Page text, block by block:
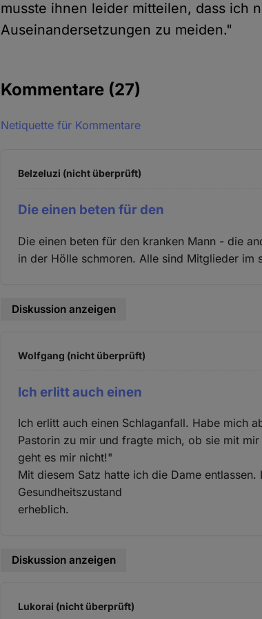
musste ihnen leider mitteilen, dass ich
Auseinandersetzungen zu meiden."
Kommentare (27)
Netiquette für Kommentare
Belzeluzi (nicht überprüft)
Die einen beten für den
Die einen beten für den kranken Mann - die
in der Hölle schmoren. Alle sind Mitglieder im
Diskussion anzeigen
Wolfgang (nicht überprüft)
Ich erlitt auch einen
Ich erlitt auch einen Schlaganfall. Habe mich
Pastorin zu mir und fragte mich, ob sie mit
geht es mir nicht!"
Mit diesem Satz hatte ich die Dame
Gesundheitszustand
erheblich.
Diskussion anzeigen
Lukorai (nicht überprüft)